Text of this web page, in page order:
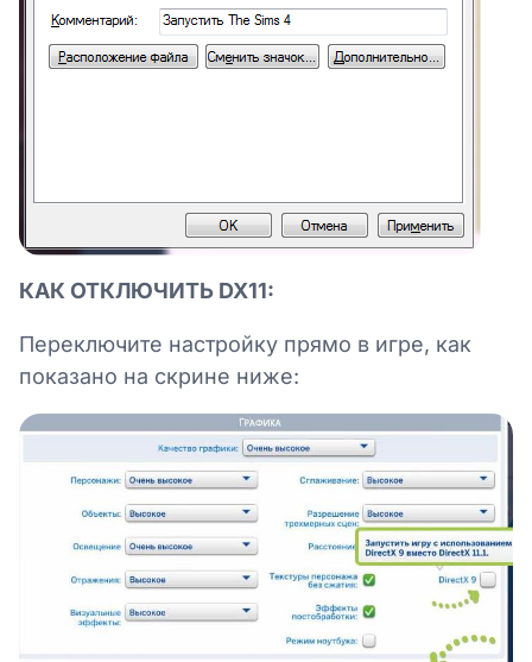
КАК ОТКЛЮЧИТЬ DX11:
Переключите настройку прямо в игре, как
показано на скрине ниже: